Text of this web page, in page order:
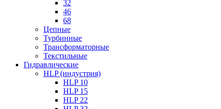
32
46
68
Цепные
Турбинные
Трансформаторные
Текстильные
Гидравлические
HLP (индустрия)
HLP 10
HLP 15
HLP 22